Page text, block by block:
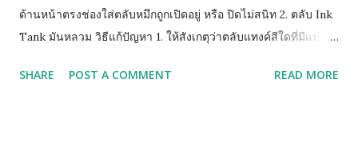
ด้านหน้าตรงช่องใส่ตลับหมึกถูกเปิดอยู่ หรือ ปิดไม่สนิท 2. ตลับ Ink
Tank มันหลวม วิธีแก้ปัญหา 1. ให้สังเกตุว่าตลับแทงค์สีใดที่มีแท่ง
ฐานตลับแทงค์สีนั้น 2. หากยังฟ้องคำสั่งเดิมให้ถอดตลับทั้งหมดออก
SHARE POST A COMMENT READ MORE